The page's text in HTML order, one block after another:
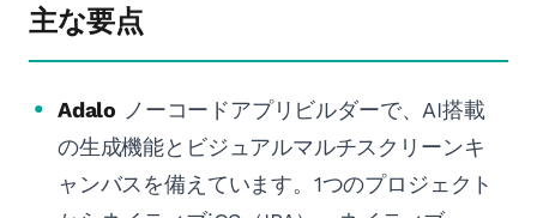
主な要点
Adalo ノーコードアプリビルダーで、AI搭載
の生成機能とビジュアルマルチスクリーンキ
ャンバスを備えています。1つのプロジェクト